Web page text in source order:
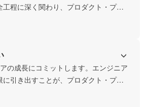
工程に深く関わり、プロダクト・プロ
だいてきました。
ジニアリングスキルがプロダクト・プ
接貢献する喜びを味わいませんか？
の成長にコミットします。エンジニア
引き出すことが、プロダクト・プロ